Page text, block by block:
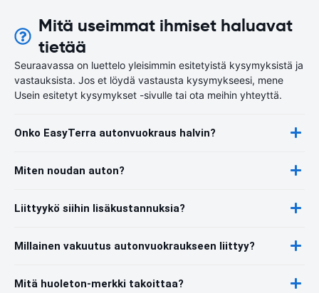
Mitä useimmat ihmiset haluavat
tietää
Seuraavassa on luettelo yleisimmin esitetyistä kysymyksistä ja
vastauksista. Jos et löydä vastausta kysymykseesi, mene
Usein esitetyt kysymykset -sivulle tai ota meihin yhteyttä.
Onko EasyTerra autonvuokraus halvin?
Miten noudan auton?
Liittyykö siihin lisäkustannuksia?
Millainen vakuutus autonvuokraukseen liittyy?
Mitä huoleton-merkki takoittaa?